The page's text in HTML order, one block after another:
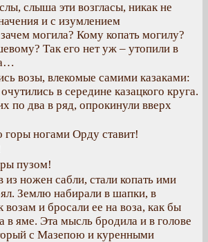
слыша эти возгласы, никак не
и с изумлением
могила? Кому копать могилу?
Так его нет уж – утопили в
возы, влекомые самими казаками:
в середине казацкого круга.
по два в ряд, опрокинули вверх
горы ногами Орду ставит!
пузом!
из ножен сабли, стали копать ими
Землю набирали в шапки, в
и бросали ее на воза, как бы
в яме. Эта мысль бродила и в голове
с Мазепою и куренными